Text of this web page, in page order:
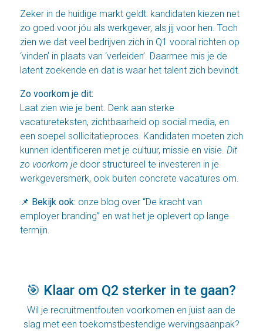
Zeker in de huidige markt geldt: kandidaten kiezen net
zo goed voor jóu als werkgever, als jij voor hen. Toch
zien we dat veel bedrijven zich in Q1 vooral richten op
‘vinden’ in plaats van ‘verleiden’. Daarmee mis je de
latent zoekende en dat is waar het talent zich bevindt.
Zo voorkom je dit:
Laat zien wie je bent. Denk aan sterke
vacatureteksten, zichtbaarheid op social media, en
een soepel sollicitatieproces. Kandidaten moeten zich
kunnen identificeren met je cultuur, missie en visie. Dit
zo voorkom jedoor structureel te investeren in je
werkgeversmerk, ook buiten concrete vacatures om.
📌 Bekijk ook: onze blog over “De kracht van
employer branding” en wat het je oplevert op lange
termijn.
🎯 Klaar om Q2 sterker in te gaan?
Wil je recruitmentfouten voorkomen en juist aan de
slag met een toekomstbestendige wervingsaanpak?